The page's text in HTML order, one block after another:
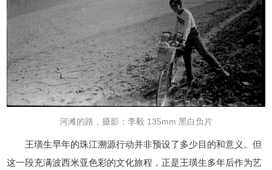
河滩的路，摄影：李毅 135mm 黑白负片
王璜生早年的珠江溯源行动并非预设了多少目的和意义。但
这一段充满波西米亚色彩的文化旅程，正是王璜生多年后作为艺